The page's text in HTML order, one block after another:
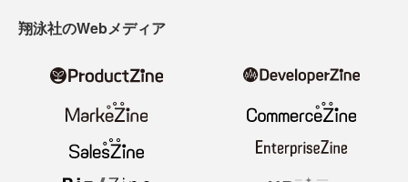
翔泳社のWebメディア